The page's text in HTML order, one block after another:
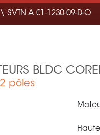
\ SVTN A 01-1230-09-D-O
BLDC
pôles